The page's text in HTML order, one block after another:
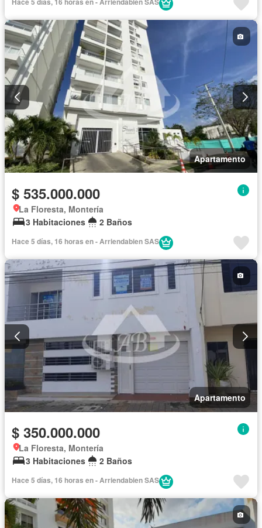
Apartamento
$ 535.000.000
La Floresta, Montería
3 Habitaciones
2 Baños
Hace 5 días, 16 horas en - Arriendabien SAS
Apartamento
$ 350.000.000
La Floresta, Montería
3 Habitaciones
2 Baños
Hace 5 días, 16 horas en - Arriendabien SAS